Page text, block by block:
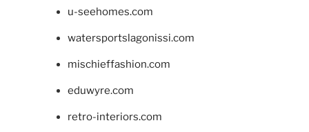
u-seehomes.com
watersportslagonissi.com
mischieffashion.com
eduwyre.com
retro-interiors.com